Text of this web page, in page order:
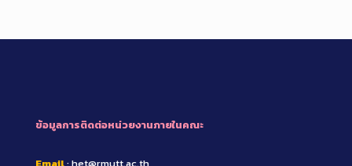
ข้อมูลการติดต่อหน่วยงานภายในคณะ